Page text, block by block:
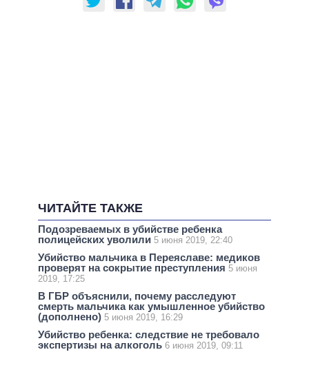
ЧИТАЙТЕ ТАКЖЕ
Подозреваемых в убийстве ребенка
полицейских уволили 5 июня 2019, 22:40
Убийство мальчика в Переяславе: медиков
проверят на сокрытие преступления 5 июня
2019, 17:25
В ГБР объяснили, почему расследуют
смерть мальчика как умышленное убийство
(дополнено) 5 июня 2019, 16:29
Убийство ребенка: следствие не требовало
экспертизы на алкоголь 6 июня 2019, 09:11